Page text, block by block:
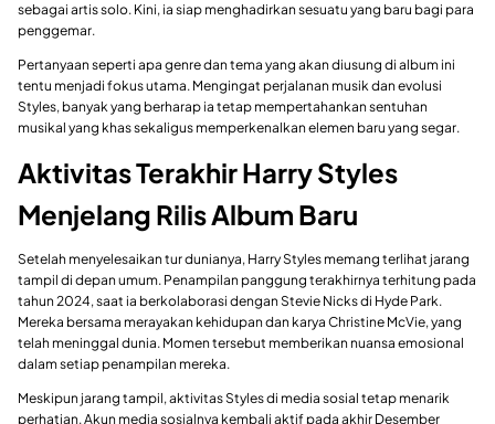
sebagai artis solo. Kini, ia siap menghadirkan sesuatu yang baru bagi para
penggemar.
Pertanyaan seperti apa genre dan tema yang akan diusung di album ini
tentu menjadi fokus utama. Mengingat perjalanan musik dan evolusi
Styles, banyak yang berharap ia tetap mempertahankan sentuhan
musikal yang khas sekaligus memperkenalkan elemen baru yang segar.
Aktivitas Terakhir Harry Styles
Menjelang Rilis Album Baru
Setelah menyelesaikan tur dunianya, Harry Styles memang terlihat jarang
tampil di depan umum. Penampilan panggung terakhirnya terhitung pada
tahun 2024, saat ia berkolaborasi dengan Stevie Nicks di Hyde Park.
Mereka bersama merayakan kehidupan dan karya Christine McVie, yang
telah meninggal dunia. Momen tersebut memberikan nuansa emosional
dalam setiap penampilan mereka.
Meskipun jarang tampil, aktivitas Styles di media sosial tetap menarik
perhatian. Akun media sosialnya kembali aktif pada akhir Desember